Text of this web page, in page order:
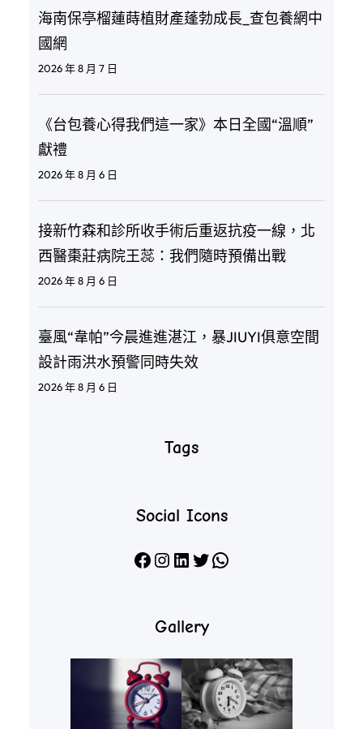
海南保亭榴蓮蒔植財產蓬勃成長_查包養網中
國網
2026 年 8 月 7 日
《台包養心得我們這一家》本日全國“溫順”
獻禮
2026 年 8 月 6 日
接新竹森和診所收手術后重返抗疫一線，北
西醫棗莊病院王蕊：我們隨時預備出戰
2026 年 8 月 6 日
臺風“韋帕”今晨進進湛江，暴JIUYI俱意空間
設計雨洪水預警同時失效
2026 年 8 月 6 日
Tags
Social Icons
Facebook Instagram LinkedIn X WhatsApp
Gallery